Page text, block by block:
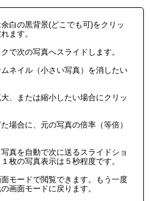
余白の黒背景(どこでも可)をクリッ
ます。
で次の写真へスライドします。
ネイル（小さい写真）を消したい
、または縮小したい場合にクリッ
場合に、元の写真の倍率（等倍）
真を自動で次に送るスライドショ
枚の写真表示は５秒程度です。
モードで閲覧できます。もう一度
画面モードに戻ります。